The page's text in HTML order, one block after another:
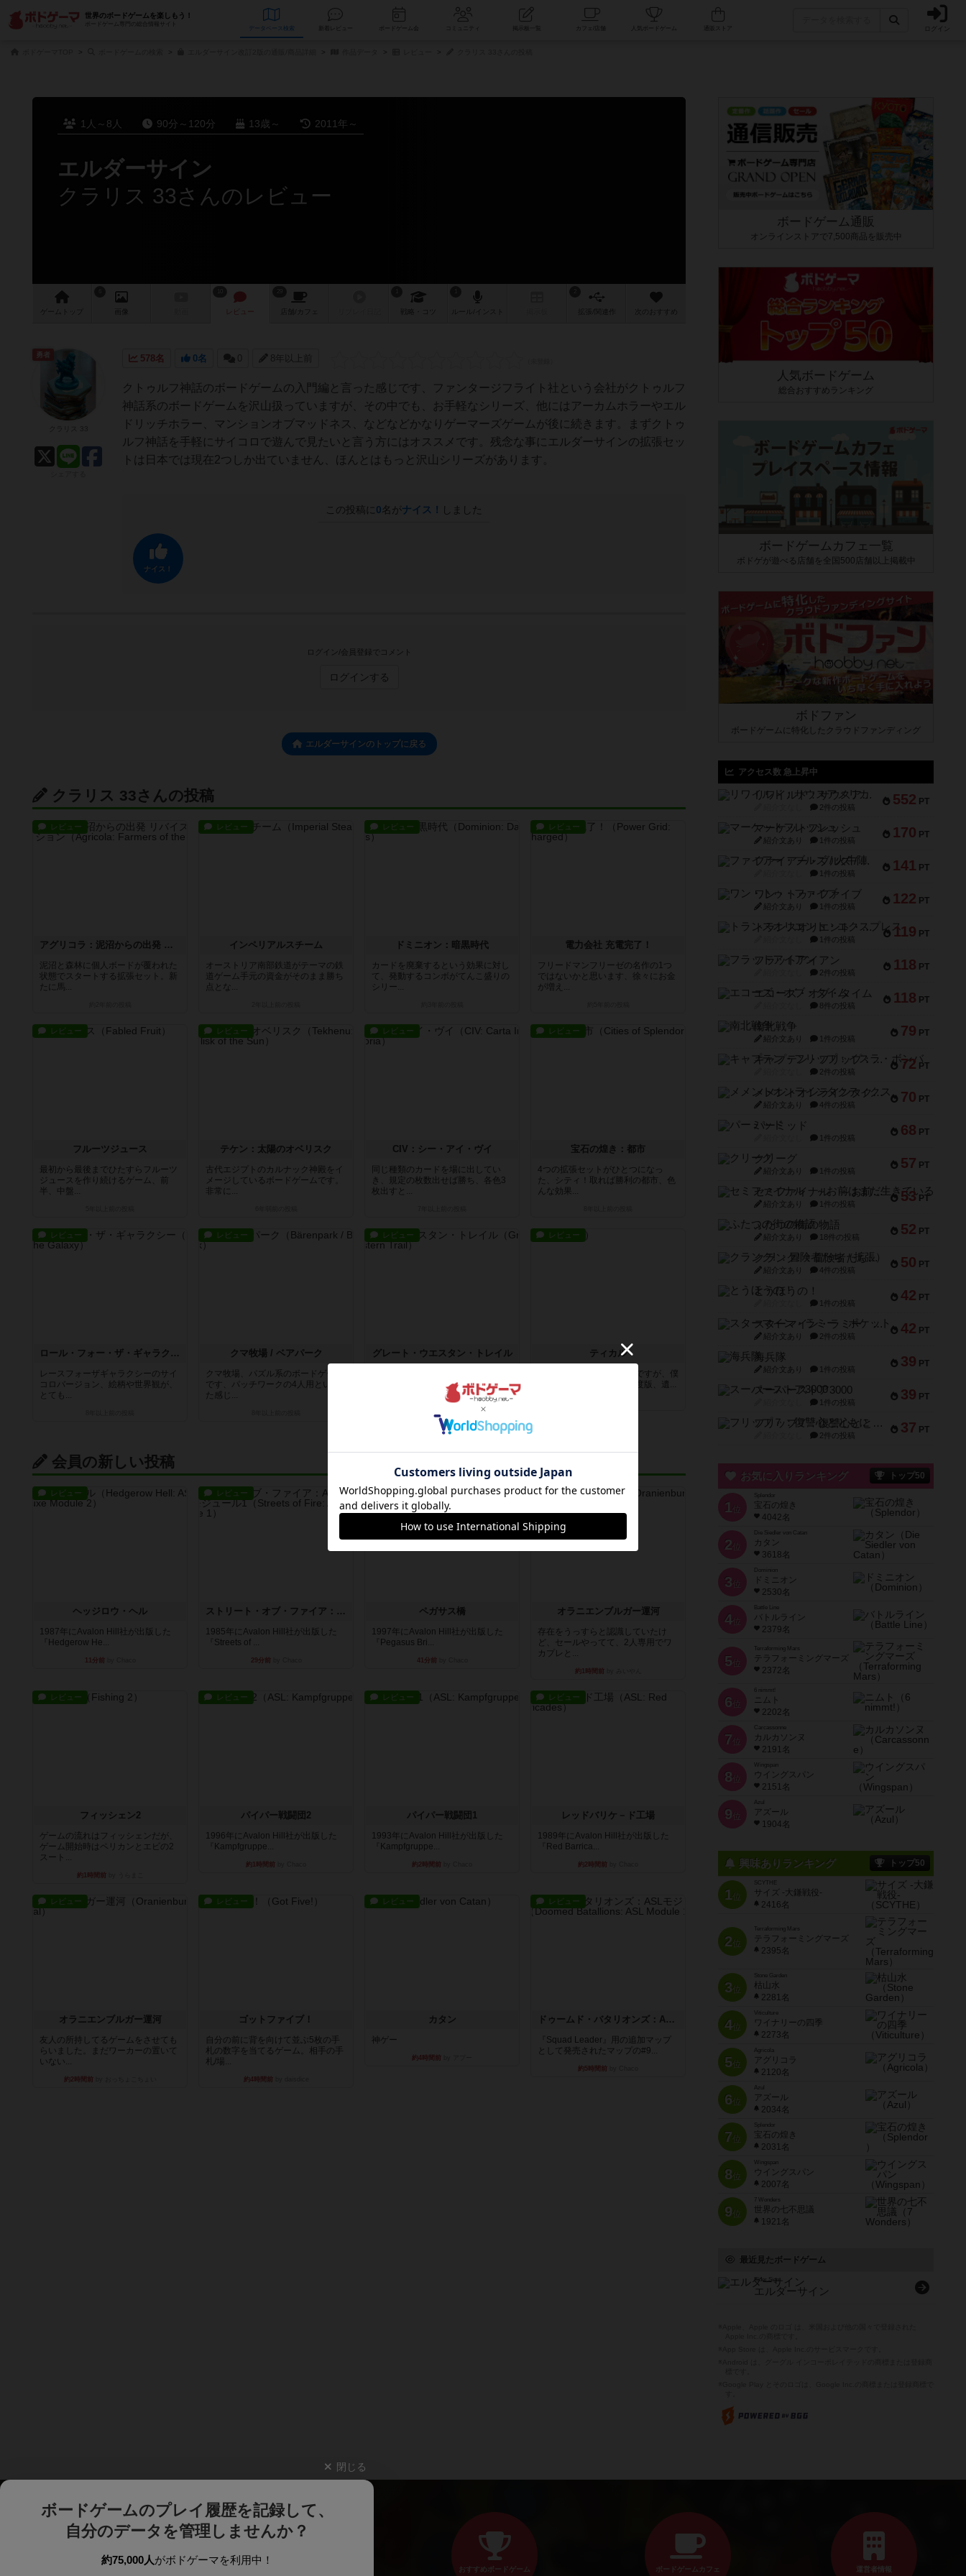
世界のボードゲームを楽しもう！
ボードゲーム専門の総合情報サイト
データベース コミュニティ 人気ボードゲーム ログイン
1人～8人 90分～120分 13歳～ 2011年～
エルダーサイン
クラリス 33さんのレビュー
ゲーム 画像 レビュー 店舗/ カフェ 戦略 作 次のおすすめ
578名 0名 0 8年以上前
クトゥルフ神話のボードゲームの入門編と言った感じです、ファンタージフライト社という会社がクトゥルフ
神話系のボードゲームを沢山扱っていますが、その中でも、お手軽なシリーズ、他にはアーカムホラーやエル
ドリッチホラー、マンションオブマッドネス、などなどかなりゲーマーズゲームが後に続きます。まずクトゥ
ルフ神話を手軽にサイコロで遊んで見たいと言う方にはオススメです。残念な事にエルダーサインの拡張セッ
トは日本では現在2つしか出ていません、ほんとはもっと沢山シリーズがあります。
この投稿に 0名がナイス！ しました
ナイス！
勇者
ログイン/会員登録でコメント
ログインする
エルダーサインのトップに戻る
クラリス 33さんの投稿
レビュー
アグリコラ：泥沼からの出発 リバイズドエディション
泥沼と森林に個人ボードが覆われた
状態でスタートする拡張セット。新
たに馬...
レビュー
インペリアルスチーム
オーストリア南部鉄道がテーマの鉄
道ゲーム手元の資金がそのまま勝ち
点とな...
レビュー
ドミニオン：暗黒時代
カードを廃棄するという効果に対し
て、発動するコンボがてんこ盛りの
シリー...
レビュー
電力会社 充電完了！
フリードマンフリーゼの名作の1つ
ではないかと思います、徐々にお金
が増え...
レビュー
フルーツジュース
最初から最後までひたすらフルーツ
ジュースを作り続けるゲーム、前
半、中盤...
レビュー
テケン：太陽のオベリスク
古代エジプトのカルナック神殿をイ
メージしているボードゲームです。
非常に...
レビュー
CIV：シー・アイ・ヴイ
同じ種類のカードを場に出してい
き、規定の枚数出せば勝ち、各色3
枚出すと...
レビュー
宝石の煌き：都市
4つの拡張セットがひとつになっ
た、シティ！取れば勝利の都市、色
んな効果...
レビュー
ロール・フォー・ザ・ギャラクシー
レースフォーザギャラクシーのサイ
コロバージョン、絵柄や世界観が、
とても...
レビュー
クマ牧場 / ベアパーク
クマ牧場、パズル系のボードゲーム
です、パッチワークの4人用といっ
た感じ...
レビュー
グレート・ウエスタン・トレイル
家を建てるとマスが増えていきま
8年以上前
レビュー
ティカル
1999年に作られた、ものですが、僕
の持っているのは2016年度版、遺...
会員の新しい投稿
レビュー
ヘッジロウ・ヘル
1987年にAvalon Hill社が出版した
『Hedgerow He...
11分前
レビュー
ストリート・オブ・ファイア：ASLデラックスモジュール1
1985年にAvalon Hill社が出版した
『Streets of ...
29分前
レビュー
ペガサス橋
1997年にAvalon Hill社が出版した
『Pegasus Bri...
41分前
レビュー
オラニエンブルガー運河
存在をうっすらと認識していたけ
ど、セールやってて、2人専用でワ
カプレと...
約1時間前
レビュー
フィッシェン2
ゲームの流れはフィッシェンだが、
ゲーム開始時はペリカンとエビの2
スート...
約1時間前
レビュー
パイパー戦闘団2
1996年にAvalon Hill社が出版した
『Kampfgruppe...
約1時間前
レビュー
パイパー戦闘団1
1993年にAvalon Hill社が出版した
『Kampfgruppe...
約2時間前
レビュー
レッドバリケ－ド工場
1989年にAvalon Hill社が出版した
『Red Barrica...
約2時間前
レビュー
オラニエンブルガー運河
友人の所持してるゲームをさせても
らいました。まだワーカーの置いて
いない...
約2時間前
レビュー
ゴットファイブ！
自分の前に背を向けて並ぶ5枚の手
札の数字を当てるゲーム。相手の手
札/場...
約4時間前
レビュー
カタン
神ゲー
約4時間前
レビュー
ドゥームド・バタリオンズ：ASLモジュール11
『Squad Leader』用の追加マップ
として発売されたマップの#9...
約5時間前
ボードゲーム通販
オンラインストアで7,500商品を販売中
人気ボードゲーム
総合おすすめランキング
ボードゲームカフェ一覧
ボドゲが遊べる店舗を全国500店舗以上掲載中
ボドファン
ボードゲームに特化したクラウドファンディング
アクセス数 急上昇中
552 PT
リワイルド：サウスアメリカ
2件の投稿
170 PT
マーケットフレッシュ
紹介文あり 1件の投稿
141 PT
ファイアー・ブルズ / 火牛陣
1件の投稿
122 PT
ワン・トゥ・ファイブ
紹介文あり 1件の投稿
119 PT
トランスオリエント・エクスプレス
1件の投稿
118 PT
フラットアイアン
2件の投稿
118 PT
エコーズ・オブ・タイム
8件の投稿
79 PT
南北戦争
紹介文あり 1件の投稿
72 PT
キャプテン・フリップ：イスラ・ボンバ
2件の投稿
70 PT
メメントオンラインタクティクス
紹介文あり 4件の投稿
68 PT
パーミッド
1件の投稿
57 PT
クリーグ
紹介文あり 1件の投稿
53 PT
セミファイナル ～お前はまだ生きている～
紹介文あり 1件の投稿
52 PT
ふたつの街の物語
紹介文あり 18件の投稿
50 PT
クランク! ：冒険者たち（拡張）
紹介文あり 4件の投稿
42 PT
とうほうの！
1件の投稿
42 PT
スターマイン・ラミー ポケット
紹介文あり 2件の投稿
39 PT
海兵隊
紹介文あり 1件の投稿
39 PT
スーパーストア3000
1件の投稿
37 PT
フリップ７：復讐心とともに
2件の投稿
お気に入りランキング トップ50
1 位
宝石の煌き
4042名
2 位
Die Siedler von Catan
カタン
3618名
3 位
ドミニオン
2530名
4位
Battle Line
バトルライン
2379名
5 位
Terraforming Mars
テラフォーミングマーズ
2372名
6 位
ニムト
2202名
7 位
Carcassonne
カルカソンヌ
2191名
8 位
Wingspan
ウイングスパン
2151名
9 位
Azul
アズール
1904名
興味ありランキング トップ50
1位
SCYTHE
サイズ -大鎌戦役-
2416名
2位
Terraforming Mars
テラフォーミングマーズ
2395名
3位
Stone Garden
枯山水
2281名
4位
Viticulture
ワイナリーの四季
2273名
5位
Agricola
アグリコラ
2120名
6位
Azul
アズール
2034名
7位
宝石の煌き
2031名
8位
Wingspan
ウイングスパン
2007名
9位
7 Wonders
世界の七不思議
1921名
最近見たボードゲーム
Elder Sign
エルダーサイン
閉じる
ボードゲームのプレイ履歴を記録して、
自分のデータを管理しませんか？
約75,000人がボドゲーマを利用中！
おすすめボードゲーム ボードゲームカフェ 運営者情報